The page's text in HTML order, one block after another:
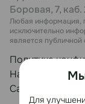
Боровая, 7, каб.
Любая информация,
исключительно
является публичной
Политика
Настройка
Сайт
Для